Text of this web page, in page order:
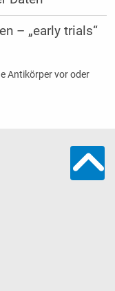
– „early trials“
Antikörper vor oder